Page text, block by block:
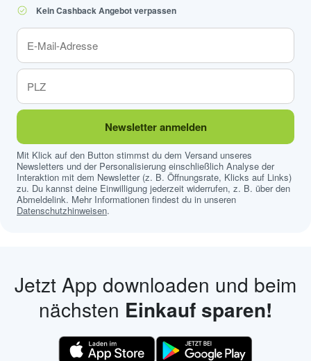
Kein Cashback Angebot verpassen
Newsletter anmelden
Mit Klick auf den Button stimmst du dem Versand unseres
Newsletters und der Personalisierung einschließlich Analyse der
Interaktion mit dem Newsletter (z. B. Öffnungsrate, Klicks auf Links)
zu. Du kannst deine Einwilligung jederzeit widerrufen, z. B. über den
Abmeldelink. Mehr Informationen findest du in unseren
Datenschutzhinweisen.
Jetzt App downloaden und beim
nächsten Einkauf sparen!